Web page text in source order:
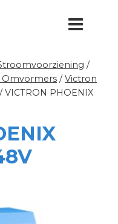
/
Omvormers / Victron
/ VICTRON PHOENIX